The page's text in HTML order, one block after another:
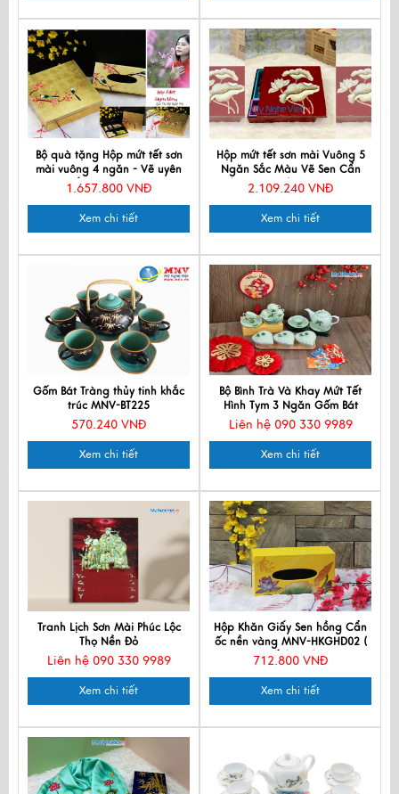
Bộ quà tặng Hộp mứt tết sơn
mài vuông 4 ngăn - Vẽ uyên
ương - Đắp Vàng QTTBLV-Uy-1
1.657.800 VNĐ
Xem chi tiết
Hộp mứt tết sơn mài Vuông 5
Ngăn Sắc Màu Vẽ Sen Cẩn
Trứng Màu Đỏ D30cm MNV-
2.109.240 VNĐ
Xem chi tiết
Gốm Bát Tràng thủy tinh khắc
trúc MNV-BT225
570.240 VNĐ
Xem chi tiết
Bộ Bình Trà Và Khay Mứt Tết
Hình Tym 3 Ngăn Gốm Bát
Tràng Men Xanh
Liên hệ 090 330 9989
Xem chi tiết
Tranh Lịch Sơn Mài Phúc Lộc
Thọ Nền Đỏ
Liên hệ 090 330 9989
Xem chi tiết
Hộp Khăn Giấy Sen hồng Cẩn
ốc nền vàng MNV-HKGHD02 (
Hết hàng)
712.800 VNĐ
Xem chi tiết